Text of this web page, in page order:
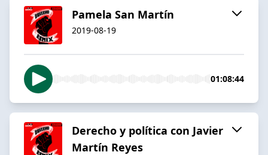
Pamela San Martín
2019-08-19
01:08:44
Derecho y política con Javier
Martín Reyes